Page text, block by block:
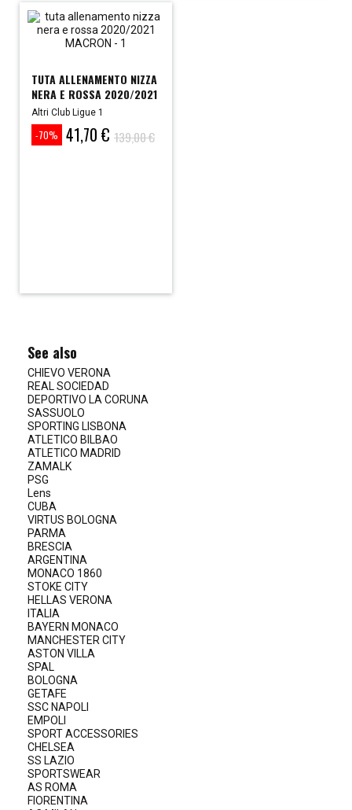
TUTA ALLENAMENTO NIZZA
NERA E ROSSA 2020/2021
Altri Club Ligue 1
-70%
Prezzo41,70 €
Prezzo
base
139,00 €
See also
CHIEVO VERONA
REAL SOCIEDAD
DEPORTIVO LA CORUNA
SASSUOLO
SPORTING LISBONA
ATLETICO BILBAO
ATLETICO MADRID
ZAMALK
PSG
Lens
CUBA
VIRTUS BOLOGNA
PARMA
BRESCIA
ARGENTINA
MONACO 1860
STOKE CITY
HELLAS VERONA
ITALIA
BAYERN MONACO
MANCHESTER CITY
ASTON VILLA
SPAL
BOLOGNA
GETAFE
SSC NAPOLI
EMPOLI
SPORT ACCESSORIES
CHELSEA
SS LAZIO
SPORTSWEAR
AS ROMA
FIORENTINA